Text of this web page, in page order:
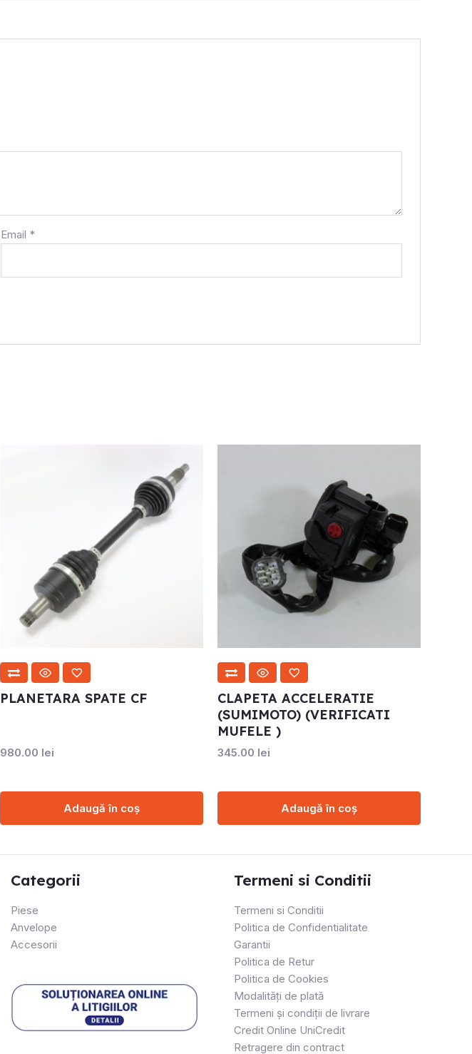
Email *
PLANETARA SPATE CF
980.00 lei
Adaugă în coș
CLAPETA ACCELERATIE
(SUMIMOTO) (VERIFICATI
MUFELE )
345.00 lei
Adaugă în coș
Categorii
Piese
Anvelope
Accesorii
Termeni si Conditii
Termeni si Conditii
Politica de Confidentialitate
Garantii
Politica de Retur
Politica de Cookies
Modalități de plată
Termeni și condiții de livrare
Credit Online UniCredit
Retragere din contract